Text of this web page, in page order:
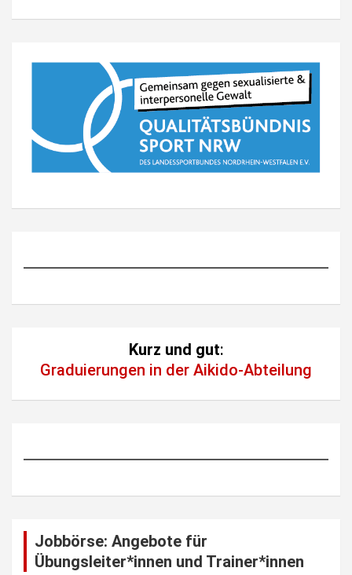
Kurz und gut:
Graduierungen in der Aikido-Abteilung
Jobbörse: Angebote für
Übungsleiter*innen und Trainer*innen